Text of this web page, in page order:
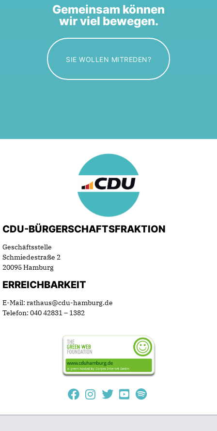
Gemeinsam können
wir viel bewegen.
SIE WOLLEN MITREDEN?
CDU-BÜRGERSCHAFTSFRAKTION
Geschäftsstelle
Schmiedestraße 2
20095 Hamburg
ERREICHBARKEIT
E-Mail: rathaus@cdu-hamburg.de
Telefon: 040 42831 – 1382